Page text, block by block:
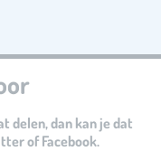
delen, dan kan je dat
of Facebook.